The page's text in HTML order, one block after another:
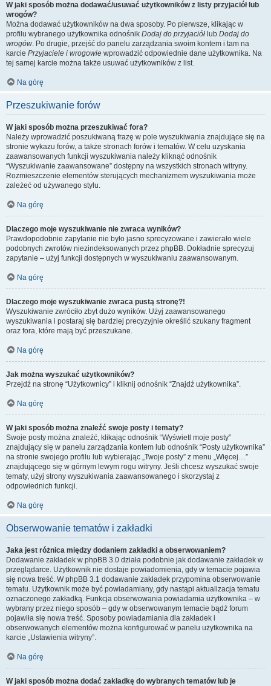
W jaki sposób można dodawać/usuwać użytkowników z listy przyjaciół lub
wrogów?
Można dodawać użytkowników na dwa sposoby. Po pierwsze, klikając w
profilu wybranego użytkownika odnośnik Dodaj do przyjaciół lub Dodaj do
wrogów. Po drugie, przejść do panelu zarządzania swoim kontem i tam na
karcie Przyjaciele i wrogowie wprowadzić odpowiednie dane użytkownika. Na
tej samej karcie można także usuwać użytkowników z list.
Na górę
Przeszukiwanie forów
W jaki sposób można przeszukiwać fora?
Należy wprowadzić poszukiwaną frazę w pole wyszukiwania znajdujące się na
stronie wykazu forów, a także stronach forów i tematów. W celu uzyskania
zaawansowanych funkcji wyszukiwania należy kliknąć odnośnik
“Wyszukiwanie zaawansowane” dostępny na wszystkich stronach witryny.
Rozmieszczenie elementów sterujących mechanizmem wyszukiwania może
zależeć od używanego stylu.
Na górę
Dlaczego moje wyszukiwanie nie zwraca wyników?
Prawdopodobnie zapytanie nie było jasno sprecyzowane i zawierało wiele
podobnych zwrotów niezindeksowanych przez phpBB. Dokładnie sprecyzuj
zapytanie – użyj funkcji dostępnych w wyszukiwaniu zaawansowanym.
Na górę
Dlaczego moje wyszukiwanie zwraca pustą stronę?!
Wyszukiwanie zwróciło zbyt dużo wyników. Użyj zaawansowanego
wyszukiwania i postaraj się bardziej precyzyjnie określić szukany fragment
oraz fora, które mają być przeszukane.
Na górę
Jak można wyszukać użytkowników?
Przejdź na stronę “Użytkownicy” i kliknij odnośnik “Znajdź użytkownika”.
Na górę
W jaki sposób można znaleźć swoje posty i tematy?
Swoje posty można znaleźć, klikając odnośnik “Wyświetl moje posty”
znajdujący się w panelu zarządzania kontem lub odnośnik “Posty użytkownika”
na stronie swojego profilu lub wybierając „Twoje posty” z menu „Więcej…”
znajdującego się w górnym lewym rogu witryny. Jeśli chcesz wyszukać swoje
tematy, użyj strony wyszukiwania zaawansowanego i skorzystaj z
odpowiednich funkcji.
Na górę
Obserwowanie tematów i zakładki
Jaka jest różnica między dodaniem zakładki a obserwowaniem?
Dodawanie zakładek w phpBB 3.0 działa podobnie jak dodawanie zakładek w
przeglądarce. Użytkownik nie dostaje powiadomienia, gdy w temacie pojawia
się nowa treść. W phpBB 3.1 dodawanie zakładek przypomina obserwowanie
tematu. Użytkownik może być powiadamiany, gdy nastąpi aktualizacja tematu
oznaczonego zakładką. Funkcja obserwowania powiadamia użytkownika – w
wybrany przez niego sposób – gdy w obserwowanym temacie bądź forum
pojawiła się nowa treść. Sposoby powiadamiania dla zakładek i
obserwowanych elementów można konfigurować w panelu użytkownika na
karcie „Ustawienia witryny”.
Na górę
W jaki sposób można dodać zakładkę do wybranych tematów lub je